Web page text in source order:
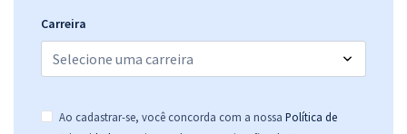
Carreira
Ao cadastrar-se, você concorda com a nossa Política de